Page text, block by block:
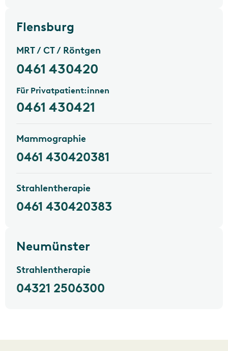
Flensburg
MRT / CT / Röntgen
0461 430420
Für Privatpatient:innen
0461 430421
Mammographie
0461 430420381
Strahlentherapie
0461 430420383
Neumünster
Strahlentherapie
04321 2506300